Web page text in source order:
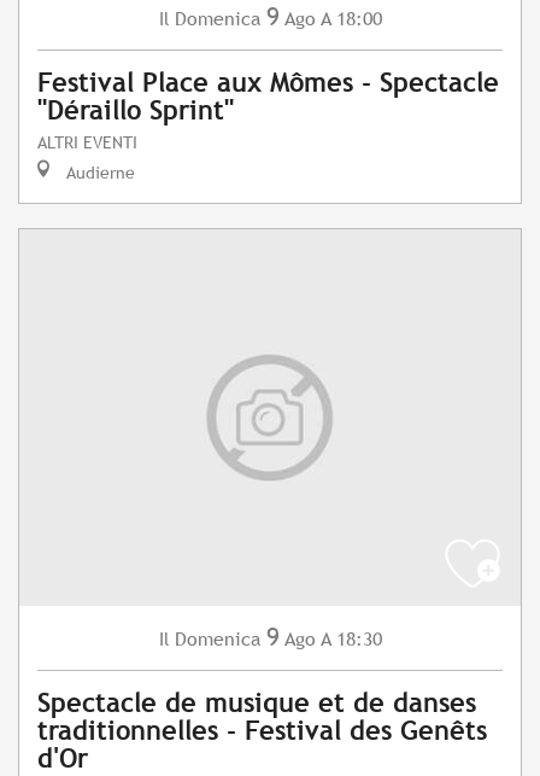
Il Domenica 9 Ago A 18:00
Festival Place aux Mômes - Spectacle
"Déraillo Sprint"
ALTRI EVENTI
Audierne
Il Domenica 9 Ago A 18:30
Spectacle de musique et de danses
traditionnelles - Festival des Genêts
d'Or